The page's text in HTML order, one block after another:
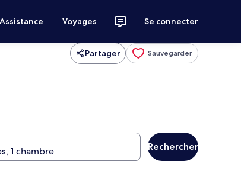
Assistance Voyages Se connecter
Partager Sauvegarder
Rechercher